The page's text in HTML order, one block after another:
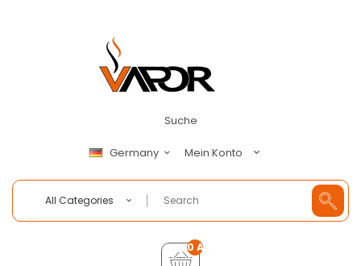
Suche
Germany Mein Konto
All Categories
0 Artikel - €0,00